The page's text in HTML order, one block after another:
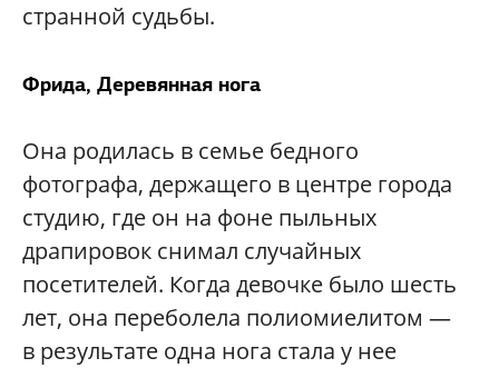
странной судьбы.
Фрида, Деревянная нога
Она родилась в семье бедного
фотографа, держащего в центре города
студию, где он на фоне пыльных
драпировок снимал случайных
посетителей. Когда девочке было шесть
лет, она переболела полиомиелитом —
в результате одна нога стала у нее